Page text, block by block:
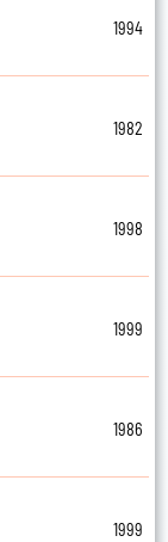
1994
1982
1998
1999
1986
1999